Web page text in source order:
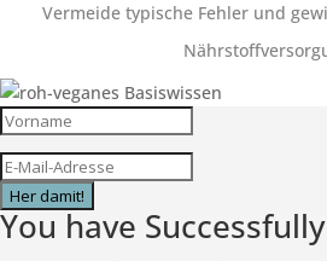
Vermeide typische Fehler und
Her damit!
You have